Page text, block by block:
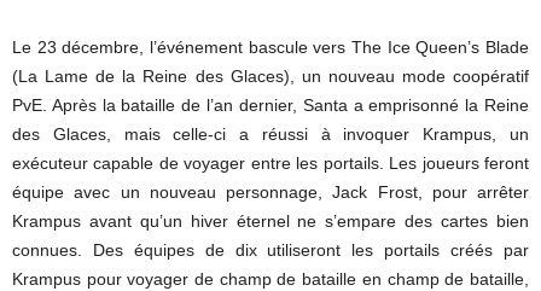
Le 23 décembre, l’événement bascule vers The Ice Queen’s Blade
(La Lame de la Reine des Glaces), un nouveau mode coopératif
PvE. Après la bataille de l’an dernier, Santa a emprisonné la Reine
des Glaces, mais celle-ci a réussi à invoquer Krampus, un
exécuteur capable de voyager entre les portails. Les joueurs feront
équipe avec un nouveau personnage, Jack Frost, pour arrêter
Krampus avant qu’un hiver éternel ne s’empare des cartes bien
connues. Des équipes de dix utiliseront les portails créés par
Krampus pour voyager de champ de bataille en champ de bataille,